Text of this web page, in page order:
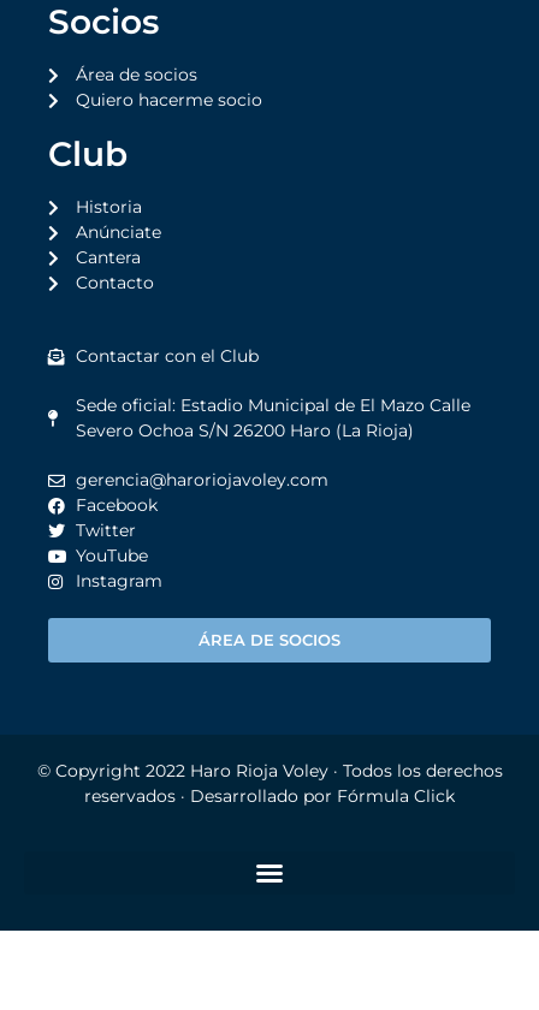
Socios
Área de socios
Quiero hacerme socio
Club
Historia
Anúnciate
Cantera
Contacto
Contactar con el Club
Sede oficial: Estadio Municipal de El Mazo Calle
Severo Ochoa S/N 26200 Haro (La Rioja)
gerencia@haroriojavoley.com
Facebook
Twitter
YouTube
Instagram
ÁREA DE SOCIOS
© Copyright 2022 Haro Rioja Voley· Todos los derechos
reservados · Desarrollado por Fórmula Click